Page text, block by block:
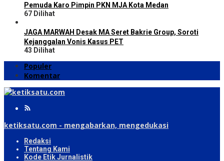
Pemuda Karo Pimpin PKN MJA Kota Medan
67 Dilihat
JAGA MARWAH Desak MA Seret Bakrie Group, Soroti
Kejanggalan Vonis Kasus PET
43 Dilihat
Populer
Komentar
ketiksatu.com - mengabarkan, mengedukasi
Redaksi
Tentang Kami
Kode Etik Jurnalistik